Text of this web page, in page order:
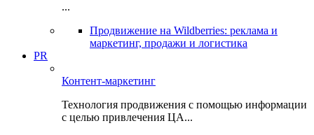
...
Продвижение на Wildberries: реклама и
маркетинг, продажи и логистика
PR
Контент-маркетинг
Технология продвижения с помощью информации
с целью привлечения ЦА...